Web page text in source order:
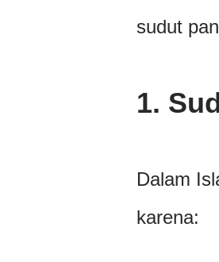
sudut
1.
Dalam
karena: